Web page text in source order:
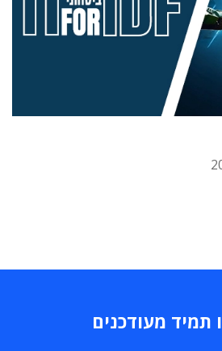
תמיד מעודכנים